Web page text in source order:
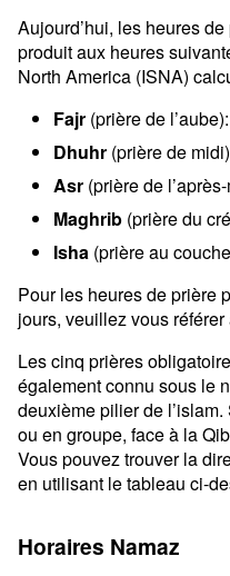
Aujourd’hui, les heures
produit aux heures
North America (ISNA)
Fajr (prière de
Dhuhr (prière de
Asr (prière de
Maghrib (prière du
Isha (prière au
Pour les heures de prière
jours, veuillez vous
Les cinq prières
également connu sous le
deuxième pilier de
ou en groupe, face à la
Vous pouvez trouver la
en utilisant le tableau ci-
Horaires Namaz